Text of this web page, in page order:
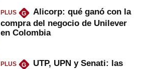
PLUS G
Alicorp: qué ganó con la
compra del negocio de Unilever
en Colombia
PLUS G
UTP, UPN y Senati: las